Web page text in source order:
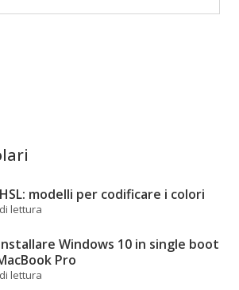
modelli per codificare i colori
lettura
Windows 10 in single boot
Pro
lettura